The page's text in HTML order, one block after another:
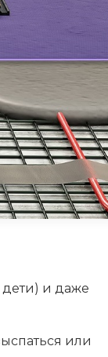
дети) и даже
или